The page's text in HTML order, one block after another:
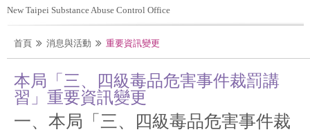
New Taipei Substance Abuse Control Office
首頁 消息與活動 重要資訊變更
本局「三、四級毒品危害事件裁罰講
習」重要資訊變更
一、本局「三、四級毒品危害事件裁